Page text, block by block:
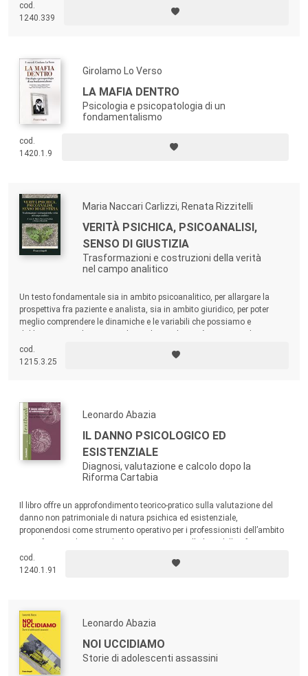
criteri di valutazione della “capacità genitoriale”, applicabili in sede
clinica e in ambito forense.
cod.
1240.339
Girolamo Lo Verso
LA MAFIA DENTRO
Psicologia e psicopatologia di un
fondamentalismo
cod.
1420.1.9
Maria Naccari Carlizzi, Renata Rizzitelli
VERITÀ PSICHICA, PSICOANALISI,
SENSO DI GIUSTIZIA
Trasformazioni e costruzioni della verità
nel campo analitico
Un testo fondamentale sia in ambito psicoanalitico, per allargare la
prospettiva fra paziente e analista, sia in ambito giuridico, per poter
meglio comprendere le dinamiche e le variabili che possiamo e
cod.
1215.3.25
Leonardo Abazia
IL DANNO PSICOLOGICO ED
ESISTENZIALE
Diagnosi, valutazione e calcolo dopo la
Riforma Cartabia
Il libro offre un approfondimento teorico-pratico sulla valutazione del
danno non patrimoniale di natura psichica ed esistenziale,
proponendosi come strumento operativo per i professionisti dell’ambito
Cartabia, analizzando le ricadute che le modifiche legislative hanno
avuto sulla pratica peritale e sul ruolo dello psicologo forense nei
cod.
1240.1.91
Leonardo Abazia
NOI UCCIDIAMO
Storie di adolescenti assassini